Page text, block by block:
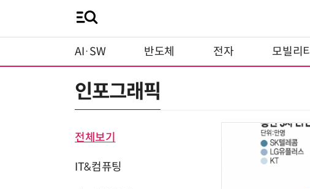
AI·SW 반도체 전자 모빌리티
인포그래픽
전체보기
IT&컴퓨팅